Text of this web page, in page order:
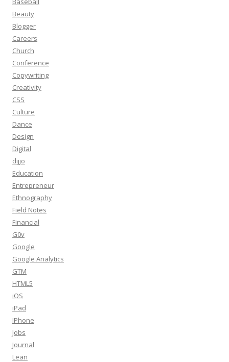
Beauty
Blogger
Careers
Church
Conference
Copywriting
Creativity
CSS
Culture
Dance
Design
Digital
dijjo
Education
Entrepreneur
Ethnography
Field Notes
Financial
G0v
Google
Google Analytics
GTM
HTML5
iOS
iPad
IPhone
Jobs
Journal
Lean